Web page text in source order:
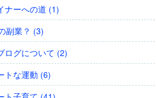
ナーへの道 (1)
副業？ (3)
ログについて (2)
トな運動 (6)